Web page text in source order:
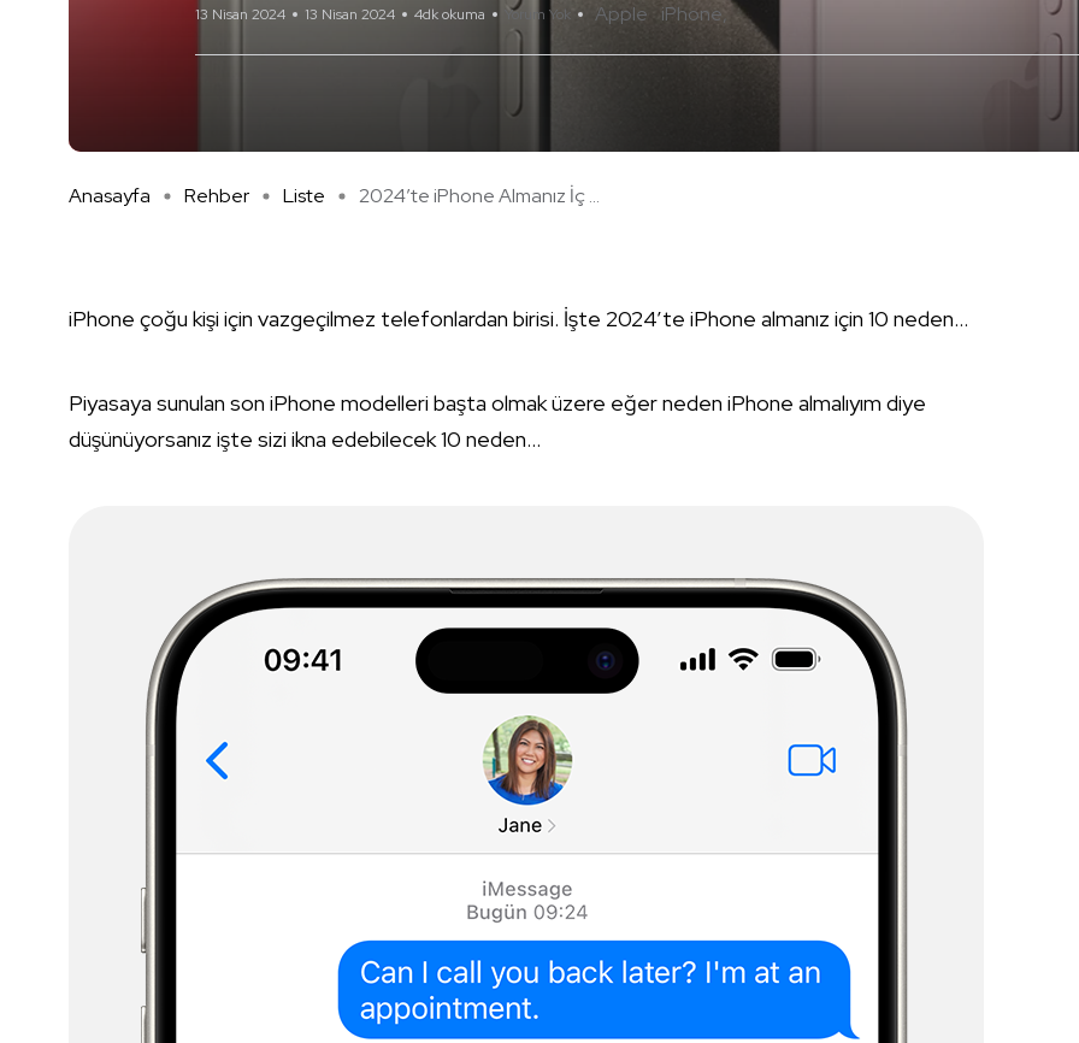
13 Nisan 2024 13 Nisan 2024 4dk okuma Yorum Yok Apple iPhone
Anasayfa Rehber Liste 2024’te iPhone Almanız İç ...
iPhone çoğu kişi için vazgeçilmez telefonlardan birisi. İşte 2024’te iPhone almanız için 10 neden…
Piyasaya sunulan son iPhone modelleri başta olmak üzere eğer neden iPhone almalıyım diye
düşünüyorsanız işte sizi ikna edebilecek 10 neden…